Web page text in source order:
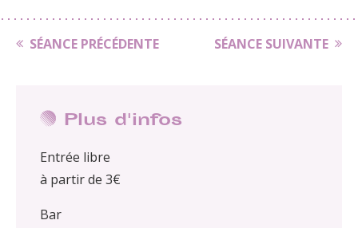
SÉANCE PRÉCÉDENTE SÉANCE SUIVANTE
Plus d'infos
Entrée libre
à partir de 3€
Bar